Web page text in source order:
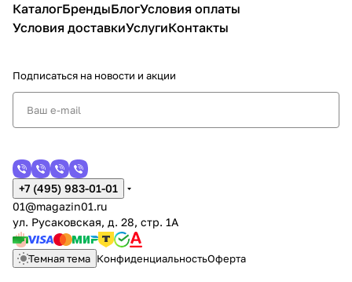
КаталогБрендыБлогУсловия оплаты
Условия доставкиУслугиКонтакты
Подписаться на новости и акции
+7 (495) 983-01-01
01@magazin01.ru
ул. Русаковская, д. 28, стр. 1А
Темная тема КонфиденциальностьОферта